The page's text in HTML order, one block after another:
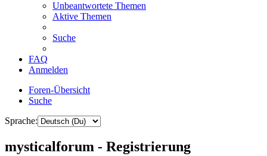
Unbeantwortete Themen
Aktive Themen
Suche
FAQ
Anmelden
Foren-Übersicht
Suche
Sprache:
mysticalforum - Registrierung